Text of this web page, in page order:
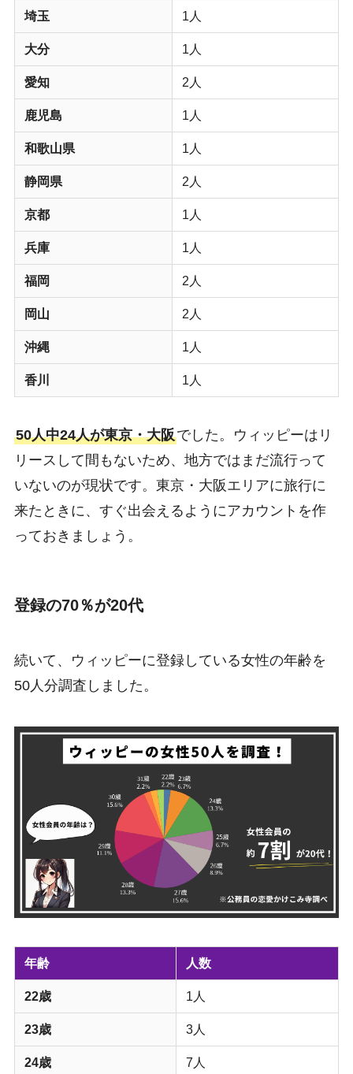
埼玉 1人
大分 1人
愛知 2人
鹿児島 1人
和歌山県 1人
静岡県 2人
京都 1人
兵庫 1人
福岡 2人
岡山 2人
沖縄 1人
香川 1人
50人中24人が東京・大阪でした。ウィッピーはリ
リースして間もないため、地方ではまだ流行って
いないのが現状です。東京・大阪エリアに旅行に
来たときに、すぐ出会えるようにアカウントを作
っておきましょう。
登録の70％が20代
続いて、ウィッピーに登録している女性の年齢を
50人分調査しました。
年齢 人数
22歳 1人
23歳 3人
24歳 7人